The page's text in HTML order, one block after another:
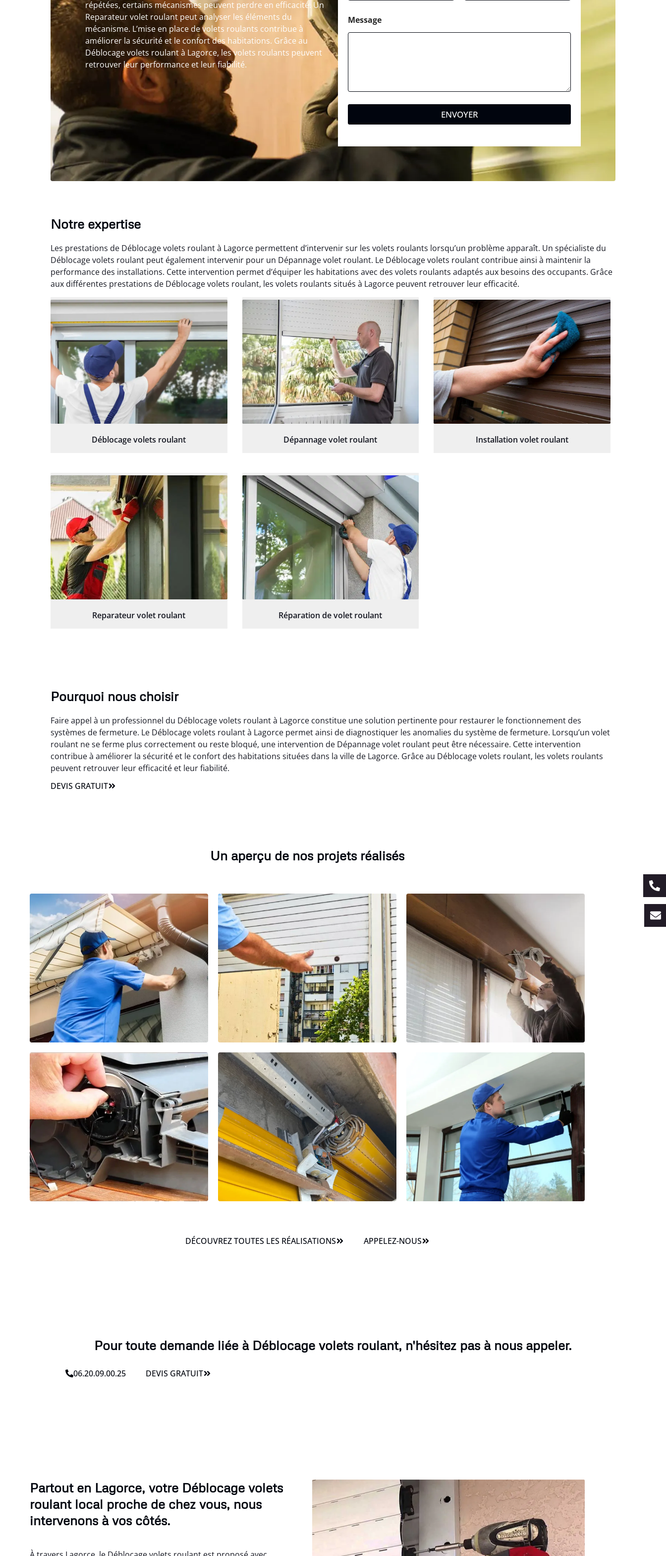
répétées, certains mécanismes peuvent perdre en efficacité. Un
Reparateur volet roulant peut analyser les éléments du
mécanisme. L’mise en place de volets roulants contribue à
améliorer la sécurité et le confort des habitations. Grâce au
Déblocage volets roulant à Lagorce, les volets roulants peuvent
retrouver leur performance et leur fiabilité.
Message
ENVOYER
Notre expertise
Les prestations de Déblocage volets roulant à Lagorce permettent d’intervenir sur les volets roulants lorsqu’un problème apparaît. Un spécialiste du
Déblocage volets roulant peut également intervenir pour un Dépannage volet roulant. Le Déblocage volets roulant contribue ainsi à maintenir la
performance des installations. Cette intervention permet d’équiper les habitations avec des volets roulants adaptés aux besoins des occupants. Grâce
aux différentes prestations de Déblocage volets roulant, les volets roulants situés à Lagorce peuvent retrouver leur efficacité.
Déblocage volets roulant Dépannage volet roulant Installation volet roulant
Reparateur volet roulant Réparation de volet roulant
Pourquoi nous choisir
Faire appel à un professionnel du Déblocage volets roulant à Lagorce constitue une solution pertinente pour restaurer le fonctionnement des
systèmes de fermeture. Le Déblocage volets roulant à Lagorce permet ainsi de diagnostiquer les anomalies du système de fermeture. Lorsqu’un volet
roulant ne se ferme plus correctement ou reste bloqué, une intervention de Dépannage volet roulant peut être nécessaire. Cette intervention
contribue à améliorer la sécurité et le confort des habitations situées dans la ville de Lagorce. Grâce au Déblocage volets roulant, les volets roulants
peuvent retrouver leur efficacité et leur fiabilité.
DEVIS GRATUIT
Un aperçu de nos projets réalisés
DÉCOUVREZ TOUTES LES RÉALISATIONS APPELEZ-NOUS
Pour toute demande liée à Déblocage volets roulant, n'hésitez pas à nous appeler.
06.20.09.00.25 DEVIS GRATUIT
Partout en Lagorce, votre Déblocage volets
roulant local proche de chez vous, nous
intervenons à vos côtés.